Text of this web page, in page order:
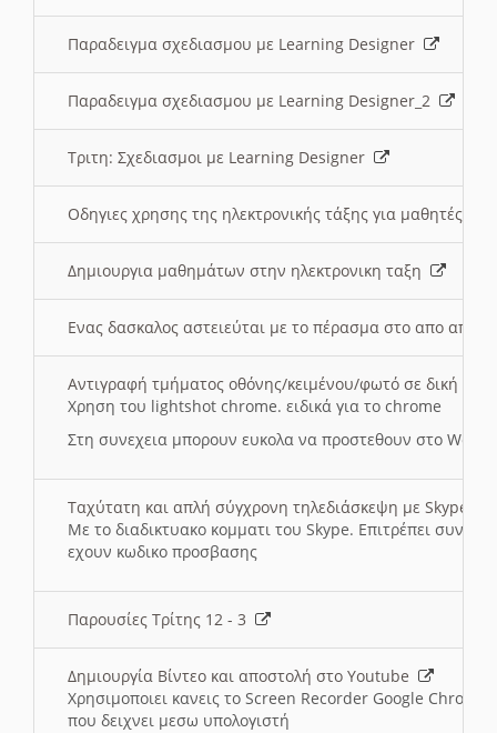
Παραδειγμα σχεδιασμου με Learning Designer
Παραδειγμα σχεδιασμου με Learning Designer_2
Τριτη: Σχεδιασμοι με Learning Designer
Οδηγιες χρησης της ηλεκτρονικής τάξης για μαθητές
Δημιουργια μαθημάτων στην ηλεκτρονικη ταξη
Ενας δασκαλος αστειεύται με το πέρασμα στο απο
Αντιγραφή τμήματος οθόνης/κειμένου/φωτό σε δική
Χρηση του lightshot chrome. ειδικά για το chrome
Στη συνεχεια μπορουν ευκολα να προστεθουν στο Word
Ταχύτατη και απλή σύγχρονη τηλεδιάσκεψη με Skype
Με το διαδικτυακο κομματι του Skype. Επιτρέπει
εχουν κωδικο προσβασης
Παρουσίες Τρίτης 12 - 3
Δημιουργία Βίντεο και αποστολή στο Youtube
Χρησιμοποιει κανεις το Screen Recorder Google Chrome
που δειχνει μεσω υπολογιστή